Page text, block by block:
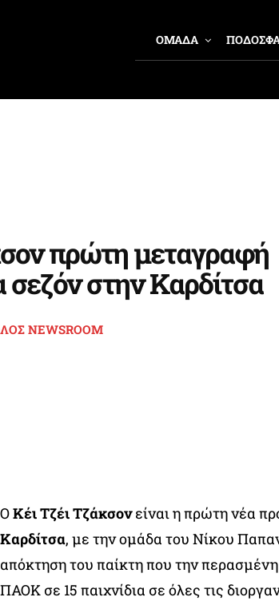
ΟΜΑΔΑ
πρώτη μεταγραφή
σεζόν στην Καρδίτσα
NEWSROOM
ΟΚέι Τζέι Τζάκσονείναι η πρώτη νέα
Καρδίτσα, με την ομάδα του Νίκου
απόκτηση του παίκτη που την
ΠΑΟΚ σε 15 παιχνίδια σε όλες τις